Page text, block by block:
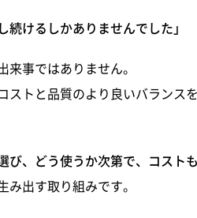
続けるしかありませんでした」
事ではありません。
トと品質のより良いバラン
び、どう使うか次第で、コスト
出す取り組みです。